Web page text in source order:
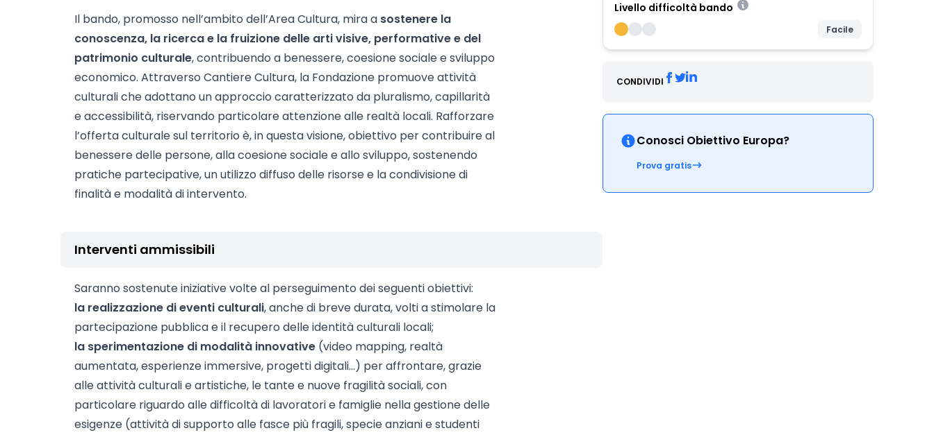
Il bando, promosso nell’ambito dell’Area Cultura, mira a sostenere la
conoscenza, la ricerca e la fruizione delle arti visive, performative e del
patrimonio culturale, contribuendo a benessere, coesione sociale e sviluppo
economico. Attraverso Cantiere Cultura, la Fondazione promuove attività
culturali che adottano un approccio caratterizzato da pluralismo, capillarità
e accessibilità, riservando particolare attenzione alle realtà locali. Rafforzare
l’offerta culturale sul territorio è, in questa visione, obiettivo per contribuire al
benessere delle persone, alla coesione sociale e allo sviluppo, sostenendo
pratiche partecipative, un utilizzo diffuso delle risorse e la condivisione di
finalità e modalità di intervento.
Interventi ammissibili
Saranno sostenute iniziative volte al perseguimento dei seguenti obiettivi:
la realizzazione di eventi culturali, anche di breve durata, volti a stimolare la
partecipazione pubblica e il recupero delle identità culturali locali;
​​la sperimentazione di modalità innovative (video mapping, realtà
aumentata, esperienze immersive, progetti digitali…) per affrontare, grazie
alle attività culturali e artistiche, le tante e nuove fragilità sociali, con
particolare riguardo alle difficoltà di lavoratori e famiglie nella gestione delle
esigenze (attività di supporto alle fasce più fragili, specie anziani e studenti
Livello difficoltà bando
Facile
CONDIVIDI
Conosci Obiettivo Europa?
Prova gratis